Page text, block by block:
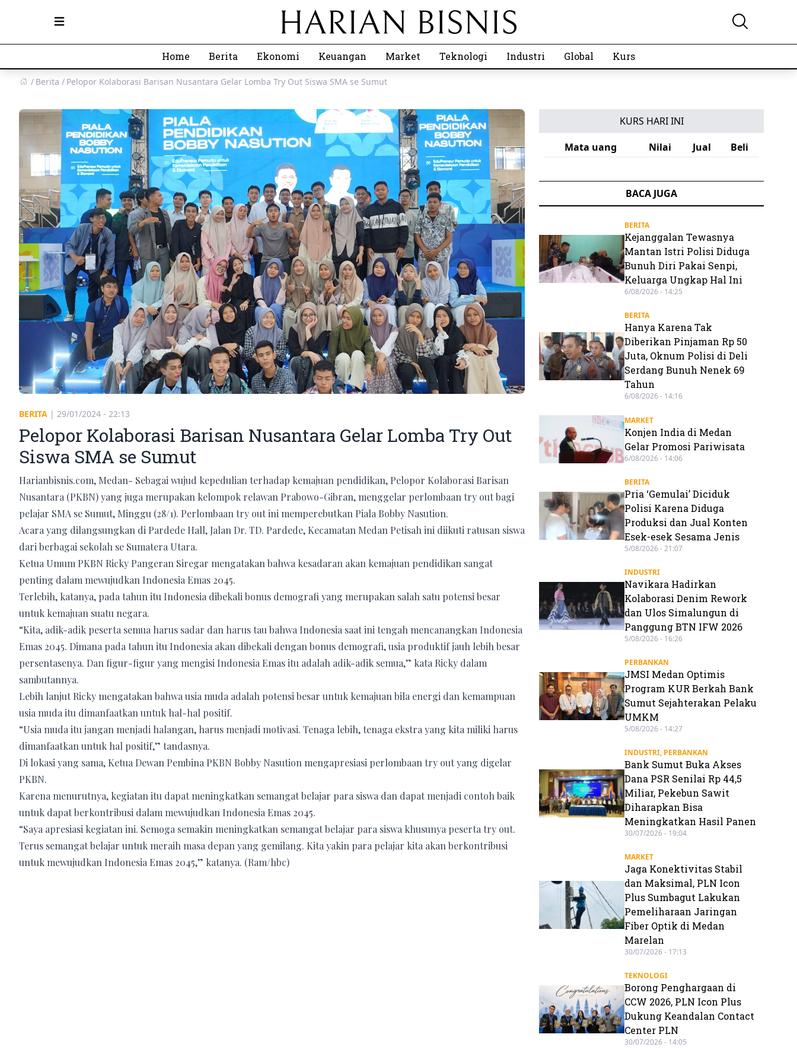
Open main menu
Home Berita Ekonomi Keuangan Market Teknologi Industri Global Kurs
Berita Pelopor Kolaborasi Barisan Nusantara Gelar Lomba Try Out Siswa SMA se Sumut
BERITA | 29/01/2024 - 22:13
Pelopor Kolaborasi Barisan Nusantara Gelar Lomba Try Out
Siswa SMA se Sumut
Harianbisnis.com, Medan- Sebagai wujud kepedulian terhadap kemajuan pendidikan, Pelopor Kolaborasi Barisan
Nusantara (PKBN) yang juga merupakan kelompok relawan Prabowo-Gibran, menggelar perlombaan try out bagi
pelajar SMA se Sumut, Minggu (28/1). Perlombaan try out ini memperebutkan Piala Bobby Nasution.
Acara yang dilangsungkan di Pardede Hall, Jalan Dr. TD. Pardede, Kecamatan Medan Petisah ini diikuti ratusan siswa
dari berbagai sekolah se Sumatera Utara.
Ketua Umum PKBN Ricky Pangeran Siregar mengatakan bahwa kesadaran akan kemajuan pendidikan sangat
penting dalam mewujudkan Indonesia Emas 2045.
Terlebih, katanya, pada tahun itu Indonesia dibekali bonus demografi yang merupakan salah satu potensi besar
untuk kemajuan suatu negara.
“Kita, adik-adik peserta semua harus sadar dan harus tau bahwa Indonesia saat ini tengah mencanangkan Indonesia
Emas 2045. Dimana pada tahun itu Indonesia akan dibekali dengan bonus demografi, usia produktif jauh lebih besar
persentasenya. Dan figur-figur yang mengisi Indonesia Emas itu adalah adik-adik semua,” kata Ricky dalam
sambutannya.
Lebih lanjut Ricky mengatakan bahwa usia muda adalah potensi besar untuk kemajuan bila energi dan kemampuan
usia muda itu dimanfaatkan untuk hal-hal positif.
“Usia muda itu jangan menjadi halangan, harus menjadi motivasi. Tenaga lebih, tenaga ekstra yang kita miliki harus
dimanfaatkan untuk hal positif,” tandasnya.
Di lokasi yang sama, Ketua Dewan Pembina PKBN Bobby Nasution mengapresiasi perlombaan try out yang digelar
PKBN.
Karena menurutnya, kegiatan itu dapat meningkatkan semangat belajar para siswa dan dapat menjadi contoh baik
untuk dapat berkontribusi dalam mewujudkan Indonesia Emas 2045.
“Saya apresiasi kegiatan ini. Semoga semakin meningkatkan semangat belajar para siswa khusunya peserta try out.
Terus semangat belajar untuk meraih masa depan yang gemilang. Kita yakin para pelajar kita akan berkontribusi
untuk mewujudkan Indonesia Emas 2045,” katanya. (Ram/hbc)
KURS HARI INI
Mata uang
Nilai Jual Beli
BACA JUGA
BERITA
Kejanggalan Tewasnya
Mantan Istri Polisi Diduga
Bunuh Diri Pakai Senpi,
Keluarga Ungkap Hal Ini
6/08/2026 - 14:25
BERITA
Hanya Karena Tak
Diberikan Pinjaman Rp 50
Juta, Oknum Polisi di Deli
Serdang Bunuh Nenek 69
Tahun
6/08/2026 - 14:16
MARKET
Konjen India di Medan
Gelar Promosi Pariwisata
6/08/2026 - 14:06
BERITA
Pria ‘Gemulai’ Diciduk
Polisi Karena Diduga
Produksi dan Jual Konten
Esek-esek Sesama Jenis
5/08/2026 - 21:07
INDUSTRI
Navikara Hadirkan
Kolaborasi Denim Rework
dan Ulos Simalungun di
Panggung BTN IFW 2026
5/08/2026 - 16:26
PERBANKAN
JMSI Medan Optimis
Program KUR Berkah Bank
Sumut Sejahterakan Pelaku
UMKM
5/08/2026 - 14:27
INDUSTRI, PERBANKAN
Bank Sumut Buka Akses
Dana PSR Senilai Rp 44,5
Miliar, Pekebun Sawit
Diharapkan Bisa
Meningkatkan Hasil Panen
30/07/2026 - 19:04
MARKET
Jaga Konektivitas Stabil
dan Maksimal, PLN Icon
Plus Sumbagut Lakukan
Pemeliharaan Jaringan
Fiber Optik di Medan
Marelan
30/07/2026 - 17:13
TEKNOLOGI
Borong Penghargaan di
CCW 2026, PLN Icon Plus
Dukung Keandalan Contact
Center PLN
30/07/2026 - 14:05